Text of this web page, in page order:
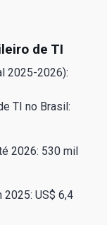
de TI
2025-2026):
TI no Brasil:
2026: 530 mil
US$ 6,4